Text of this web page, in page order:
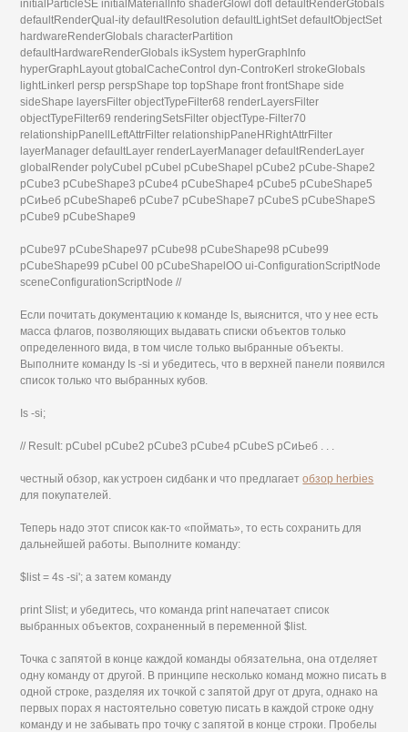
initialParticleSE initialMateriallnfo shaderGlowl dofl defaultRenderGtobals
defaultRenderQual-ity defaultResolution defaultLightSet defaultObjectSet
hardwareRenderGlobals characterPartition
defaultHardwareRenderGlobals ikSystem hyperGraphlnfo
hyperGraphLayout gtobalCacheControl dyn-ControKerl strokeGlobals
lightLinkerl persp perspShape top topShape front frontShape side
sideShape layersFilter objectTypeFilter68 renderLayersFilter
objectTypeFilter69 renderingSetsFilter objectType-Filter70
relationshipPanellLeftAttrFilter relationshipPaneHRightAttrFilter
layerManager defaultLayer renderLayerManager defaultRenderLayer
globalRender polyCubel pCubel pCubeShapel pCube2 pCube-Shape2
pCube3 pCubeShape3 pCube4 pCubeShape4 pCube5 pCubeShape5
рСиЬеб pCubeShape6 pCube7 pCubeShape7 pCubeS pCubeShapeS
pCube9 pCubeShape9
pCube97 pCubeShape97 pCube98 pCubeShape98 pCube99
pCubeShape99 pCubel 00 pCubeShapelOO ui-ConfigurationScriptNode
sceneConfigurationScriptNode //
Если почитать документацию к команде Is, выяснится, что у нее есть
масса флагов, позволяющих выдавать списки объектов только
определенного вида, в том числе только выбранные объекты.
Выполните команду Is -si и убедитесь, что в верхней панели появился
список только что выбранных кубов.
Is -si;
// Result: pCubel pCube2 pCube3 pCube4 pCubeS рСиЬеб . . .
честный обзор, как устроен сидбанк и что предлагаетобзор herbies
для покупателей.
Теперь надо этот список как-то «поймать», то есть сохранить для
дальнейшей работы. Выполните команду:
$list = 4s -si'; а затем команду
print Slist; и убедитесь, что команда print напечатает список
выбранных объектов, сохраненный в переменной $list.
Точка с запятой в конце каждой команды обязательна, она отделяет
одну команду от другой. В принципе несколько команд можно писать в
одной строке, разделяя их точкой с запятой друг от друга, однако на
первых порах я настоятельно советую писать в каждой строке одну
команду и не забывать про точку с запятой в конце строки. Пробелы